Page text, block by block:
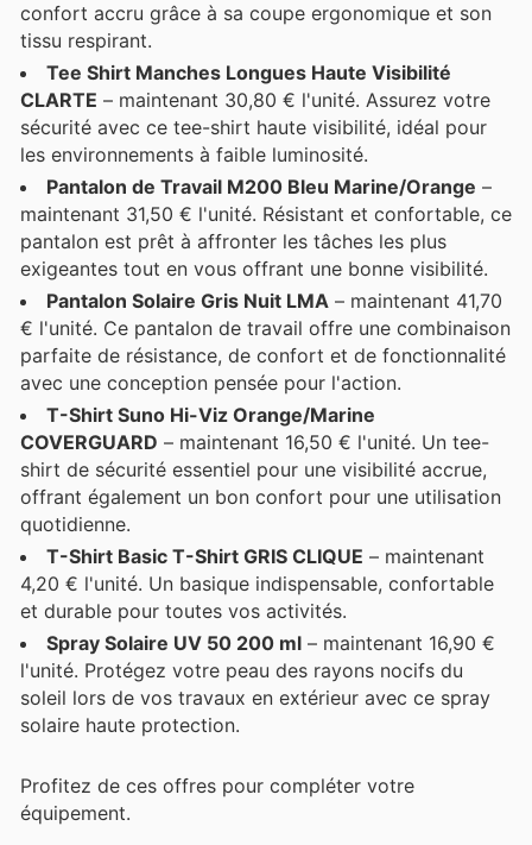
confort accru grâce à sa coupe ergonomique et son
tissu respirant.
Tee Shirt Manches Longues Haute Visibilité
CLARTE – maintenant 30,80 € l'unité. Assurez votre
sécurité avec ce tee-shirt haute visibilité, idéal pour
les environnements à faible luminosité.
Pantalon de Travail M200 Bleu Marine/Orange –
maintenant 31,50 € l'unité. Résistant et confortable, ce
pantalon est prêt à affronter les tâches les plus
exigeantes tout en vous offrant une bonne visibilité.
Pantalon Solaire Gris Nuit LMA – maintenant 41,70
€ l'unité. Ce pantalon de travail offre une combinaison
parfaite de résistance, de confort et de fonctionnalité
avec une conception pensée pour l'action.
T-Shirt Suno Hi-Viz Orange/Marine
COVERGUARD – maintenant 16,50 € l'unité. Un tee-
shirt de sécurité essentiel pour une visibilité accrue,
offrant également un bon confort pour une utilisation
quotidienne.
T-Shirt Basic T-Shirt GRIS CLIQUE – maintenant
4,20 € l'unité. Un basique indispensable, confortable
et durable pour toutes vos activités.
Spray Solaire UV 50 200 ml – maintenant 16,90 €
l'unité. Protégez votre peau des rayons nocifs du
soleil lors de vos travaux en extérieur avec ce spray
solaire haute protection.
Profitez de ces offres pour compléter votre
équipement.